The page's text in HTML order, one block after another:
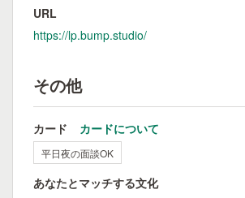
URL
https://lp.bump.studio/
その他
カード カードについて
平日夜の面談OK
あなたとマッチする文化